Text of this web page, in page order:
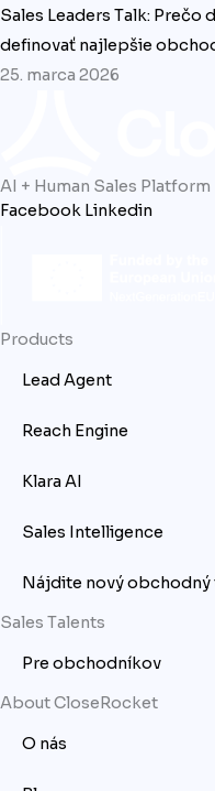
Sales Leaders Talk:
definovať najlepšie
25. marca 2026
AI + Human Sales Platform
Facebook Linkedin
Products
Lead Agent
Reach Engine
Klara AI
Sales Intelligence
Nájdite nový obchodný
Sales Talents
Pre obchodníkov
About CloseRocket
O nás